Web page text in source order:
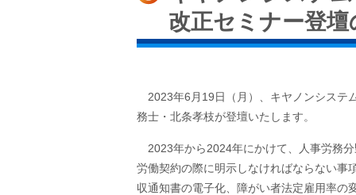
改正セミナー登
2023年6月19日（月）、キヤノンシステ
務士・北条孝枝が登壇いたします。
2023年から2024年にかけて、人事労務分
労働契約の際に明示しなければならない事
収通知書の電子化、障がい者法定雇用率の